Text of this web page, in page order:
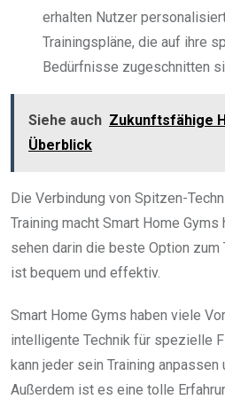
erhalten Nutzer
Trainingspläne, die auf ihre
Bedürfnisse zugeschnitten
Siehe auch Zukunftsfähige
Überblick
Die Verbindung von Spitzen-
Training macht Smart Home
sehen darin die beste Option zum
ist bequem und effektiv.
Smart Home Gyms haben viele
intelligente Technik für spezielle
kann jeder sein Training anpassen
Außerdem ist es eine tolle